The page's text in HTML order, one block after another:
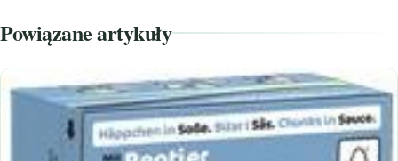
Powiązane artykuły